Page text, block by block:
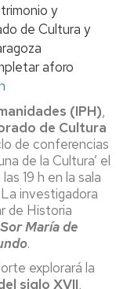
y
de Cultura y
aforo
(IPH),
de Cultura
de conferencias
de la Cultura’ el
las 19 h en la sala
investigadora
de Historia
Sor María de
.
explorará la
siglo XVII,